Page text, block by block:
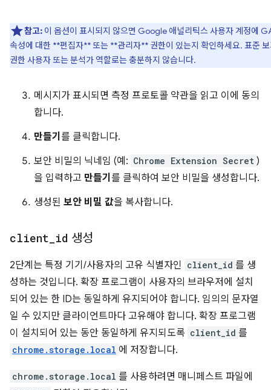
참고: 이 옵션이 표시되지 않으면 Google 애널리틱스 사용자 계정에
속성에 대한 **편집자** 또는 **관리자** 권한이 있는지 확인하세요. 표준
권한 사용자 또는 분석가 역할로는 충분하지 않습니다.
메시지가 표시되면 측정 프로토콜 약관을 읽고 이에 동의
합니다.
만들기 를 클릭합니다.
보안 비밀의 닉네임 (예: Chrome Extension Secret )
을 입력하고 만들기 를 클릭하여 보안 비밀을 생성합니다.
생성된 보안 비밀 값을 복사합니다.
client id 생성
2단계는 특정 기기/사용자의 고유 식별자인 client_id 를 생
성하는 것입니다. 확장 프로그램이 사용자의 브라우저에 설치
되어 있는 한 ID는 동일하게 유지되어야 합니다. 임의의 문자열
일 수 있지만 클라이언트마다 고유해야 합니다. 확장 프로그램
이 설치되어 있는 동안 동일하게 유지되도록 client_id 를
chrome.storage.local 에 저장합니다.
chrome.storage.local 를 사용하려면 매니페스트 파일에